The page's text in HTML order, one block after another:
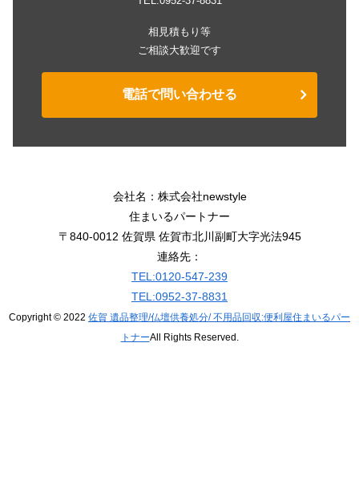
相見積もり等
ご相談大歓迎です
電話で問い合わせる
会社名：株式会社newstyle
住まいるパートナー
〒840-0012 佐賀県 佐賀市北川副町大字光法945
連絡先：
TEL:0120-547-239
TEL:0952-37-8831
Copyright © 2022 佐賀 遺品整理/仏壇供養処分/ 不用品回収:便利屋住まいるパー
トナーAll Rights Reserved.